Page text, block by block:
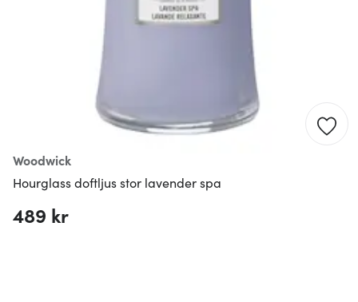
Woodwick
Hourglass doftljus stor lavender spa
489 kr